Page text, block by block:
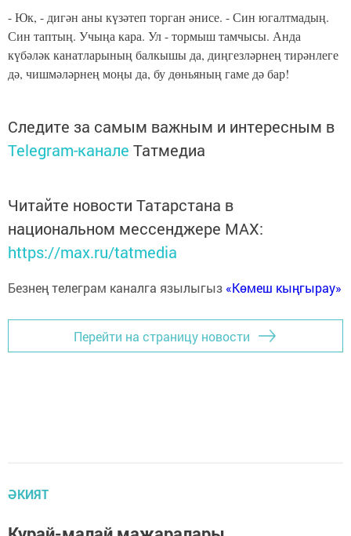
- Юк, - дигән аны күзәтеп торган әнисе. - Син югалтмадың.
Син таптың. Учыңа кара. Ул - тормыш тамчысы. Анда
күбәләк канатларының балкышы да, диңгезләрнең тирәнлеге
дә, чишмәләрнең моңы да, бу дөньяның гаме дә бар!
Следите за самым важным и интересным в
Telegram-канале Татмедиа
Читайте новости Татарстана в
национальном мессенджере MАХ:
https://max.ru/tatmedia
Безнең телеграм каналга язылыгыз «Көмеш кыңгырау»
Перейти на страницу новости
ӘКИЯТ